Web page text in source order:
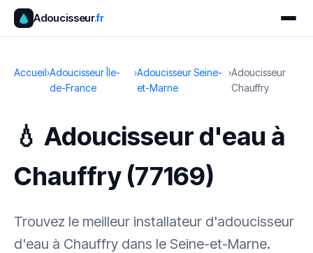
Adoucisseur.fr
Accueil›Adoucisseur Île-
de-France
›Adoucisseur Seine-
et-Marne
›Adoucisseur
Chauffry
💧 Adoucisseur d'eau à
Chauffry (77169)
Trouvez le meilleur installateur d'adoucisseur
d'eau à Chauffry dans le Seine-et-Marne.